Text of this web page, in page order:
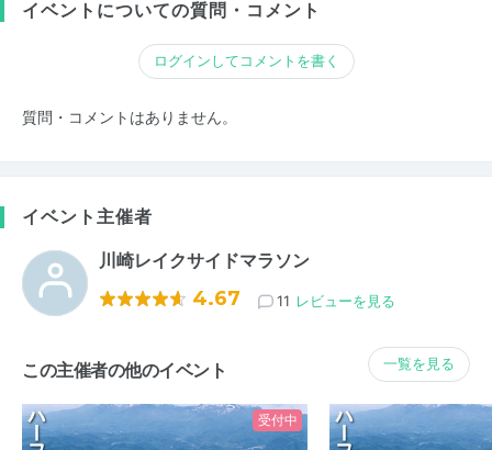
イベントについての質問・コメント
ログインしてコメントを書く
質問・コメントはありません。
イベント主催者
川崎レイクサイドマラソン
4.67 11 レビューを見る
この主催者の他のイベント 一覧を見る
受付中